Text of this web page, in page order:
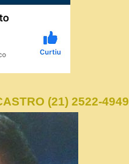
(21) 2522-4949